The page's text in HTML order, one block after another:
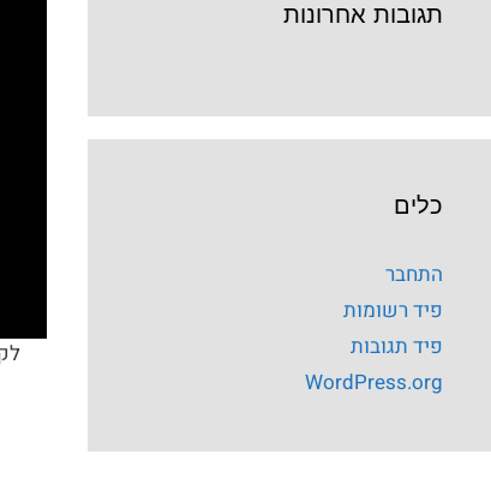
תגובות אחרונות
כלים
התחבר
פיד רשומות
פיד תגובות
WordPress.org